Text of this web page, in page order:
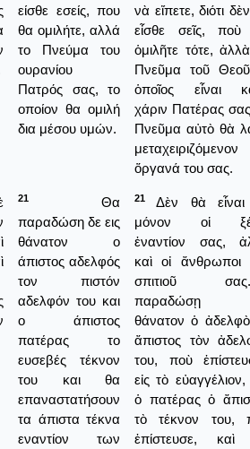
είσθε εσείς, που
θα ομιλήτε, αλλά
το Πνεύμα του
ουρανίου
Πατρός σας, το
οποίον θα ομιλή
δια μέσου υμών.
νὰ εἴπετε, διότι
εἶσθε σεῖς,
ὁμιλῆτε τότε,
Πνεῦμα τοῦ
ὁποῖος εἶναι
χάριν Πατέρας
Πνεῦμα αὐτὸ θὰ
ὅργανά του σας.
21
Θα
παραδώση δε εις
θάνατον ο
άπιστος αδελφός
τον πιστόν
αδελφόν του και
ο άπιστος
πατέρας το
ευσεβές τέκνον
του και θα
επαναστατήσουν
τα άπιστα τέκνα
εναντίον των
21
Δὲν θὰ
μόνον οἱ
ἐναντίον σας,
καὶ οἰ ἄνθρωποι
σπιτιοῦ
παραδώσῃ
θάνατον ὁ
ἄπιστος τὸν
του, ποὺ
εἰς τὸ εὐαγγέλιον,
ὁ πατέρας ὁ
τὸ τέκνον του,
ἐπίστευσε,